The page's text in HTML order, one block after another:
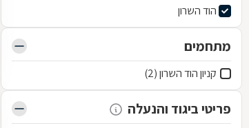
הוד השרון
מתחמים
קניון הוד השרון (2)
פריטי ביגוד והנעלה